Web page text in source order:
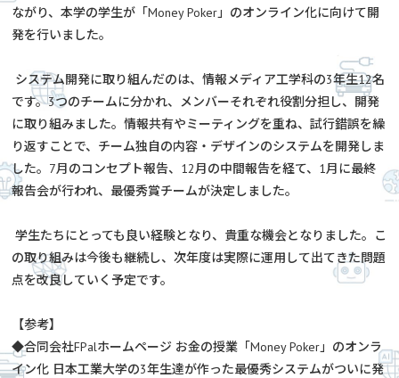
ながり、本学の学生が「Money Poker」のオンライン化に向けて開
発を行いました。
システム開発に取り組んだのは、情報メディア工学科の3年生12名
です。3つのチームに分かれ、メンバーそれぞれ役割分担し、開発
に取り組みました。情報共有やミーティングを重ね、試行錯誤を繰
り返すことで、チーム独自の内容・デザインのシステムを開発しま
した。7月のコンセプト報告、12月の中間報告を経て、1月に最終
報告会が行われ、最優秀賞チームが決定しました。
学生たちにとっても良い経験となり、貴重な機会となりました。こ
の取り組みは今後も継続し、次年度は実際に運用して出てきた問題
点を改良していく予定です。
【参考】
◆合同会社FPalホームページ お金の授業「Money Poker」のオンラ
イン化 日本工業大学の3年生達が作った最優秀システムがついに発